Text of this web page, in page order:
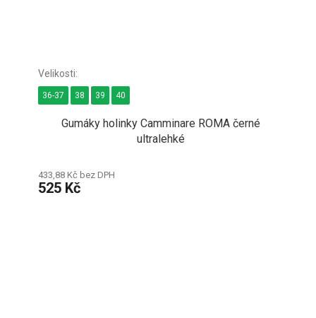
Gumáky holinky Camminare ROMA černé
ultralehké
433,88 Kč bez DPH
525 Kč
36-37 38 39 40